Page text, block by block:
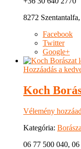
8272
Facebook
Twitter
Google+
Hozzáadás a
Koch
Vélemény
Kategória:
06 77 500 040,